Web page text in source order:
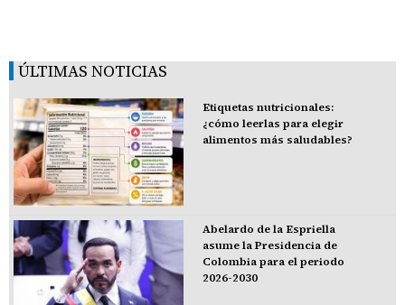
ÚLTIMAS NOTICIAS
Etiquetas nutricionales:
¿cómo leerlas para elegir
alimentos más saludables?
Abelardo de la Espriella
asume la Presidencia de
Colombia para el periodo
2026-2030